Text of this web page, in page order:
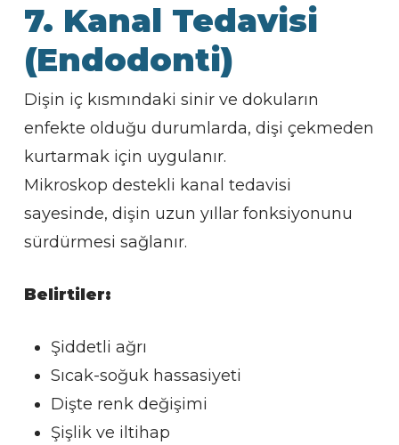
7. Kanal Tedavisi
(Endodonti)
Dişin iç kısmındaki sinir ve dokuların
enfekte olduğu durumlarda, dişi çekmeden
kurtarmak için uygulanır.
Mikroskop destekli kanal tedavisi
sayesinde, dişin uzun yıllar fonksiyonunu
sürdürmesi sağlanır.
Belirtiler:
Şiddetli ağrı
Sıcak-soğuk hassasiyeti
Dişte renk değişimi
Şişlik ve iltihap